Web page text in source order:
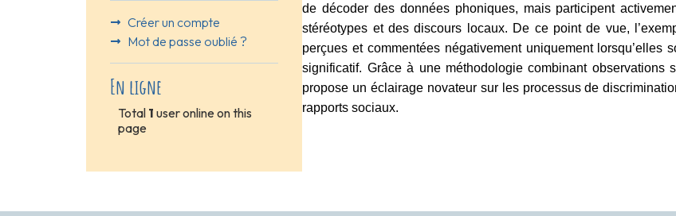
Créer un compte
Mot de passe oublié ?
En ligne
Total 1 user online on this
page
de décoder des données phoniques, mais participent
stéréotypes et des discours locaux. De ce point de vue,
perçues et commentées négativement uniquement
significatif. Grâce à une méthodologie combinant
propose un éclairage novateur sur les processus de
rapports sociaux.